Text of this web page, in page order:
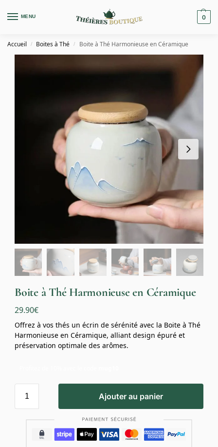
MENU 0
Accueil / Boites à Thé / Boite à Thé Harmonieuse en Céramique
Boite à Thé Harmonieuse en Céramique
29.90€
Offrez à vos thés un écrin de sérénité avec la Boite à Thé
Harmonieuse en Céramique, alliant design épuré et
préservation optimale des arômes.
Ajouter au panier